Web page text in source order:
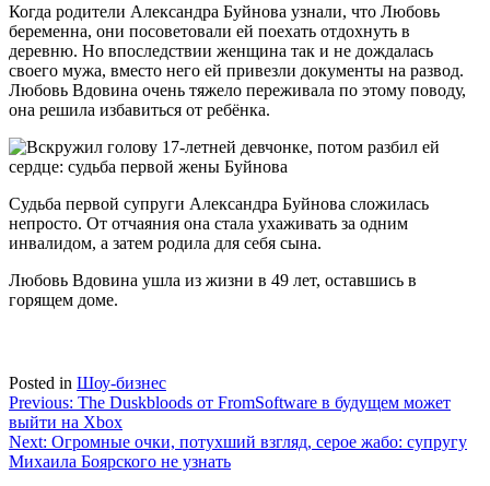
Когда родители Александра Буйнова узнали, что Любовь
беременна, они посоветовали ей поехать отдохнуть в
деревню. Но впоследствии женщина так и не дождалась
своего мужа, вместо него ей привезли документы на развод.
Любовь Вдовина очень тяжело переживала по этому поводу,
она решила избавиться от ребёнка.
Судьба первой супруги Александра Буйнова сложилась
непросто. От отчаяния она стала ухаживать за одним
инвалидом, а затем родила для себя сына.
Любовь Вдовина ушла из жизни в 49 лет, оставшись в
горящем доме.
Posted in Шоу-бизнес
Навигация
по
записям
Previous: The Duskbloods от FromSoftware в будущем может
выйти на Xbox
Next: Огромные очки, потухший взгляд, серое жабо: супругу
Михаила Боярского не узнать